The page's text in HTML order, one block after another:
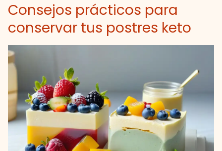
Consejos prácticos para
conservar tus postres keto